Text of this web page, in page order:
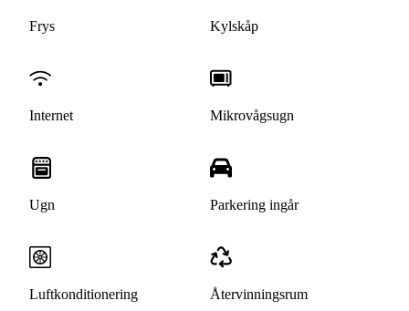
Frys Kylskåp
Internet Mikrovågsugn
Ugn Parkering ingår
Luftkonditionering Återvinningsrum